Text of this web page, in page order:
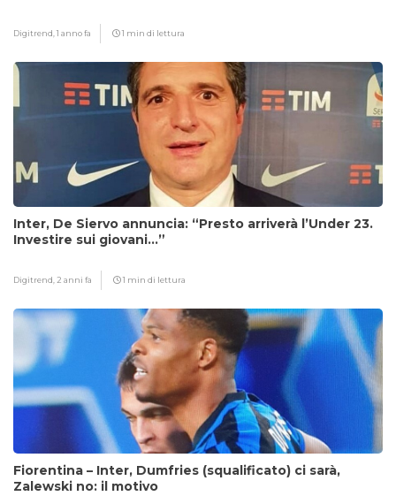
Digitrend,1 anno fa 1 min di lettura
Inter, De Siervo annuncia: “Presto arriverà l’Under 23.
Investire sui giovani…”
Digitrend, 2 anni fa 1 min di lettura
Fiorentina – Inter, Dumfries (squalificato) ci sarà,
Zalewski no: il motivo